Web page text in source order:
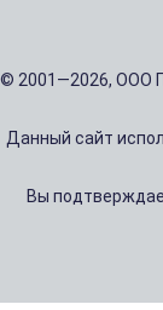
© 2001—2026, ООО
Данный сайт
Вы